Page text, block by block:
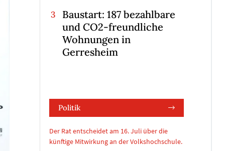
Baustart: 187 bezahlbare
und CO2-freundliche
Wohnungen in
Gerresheim
Politik
Der Rat entscheidet am 16. Juli über die
künftige Mitwirkung an der Volkshochschule.